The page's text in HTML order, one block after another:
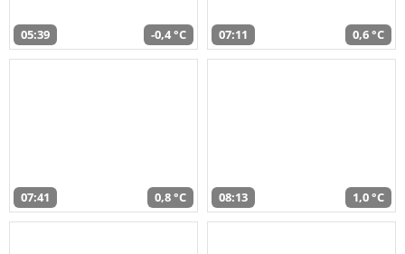
05:39 -0,4 °C 07:11 0,6 °C
07:41 0,8 °C 08:13 1,0 °C